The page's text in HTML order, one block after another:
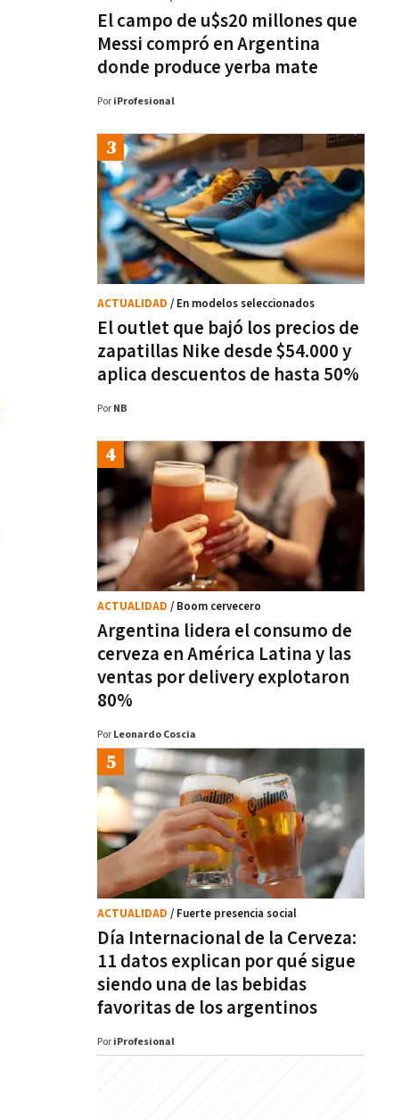
El campo de u$s20 millones que
Messi compró en Argentina
donde produce yerba mate
Por iProfesional
El outlet que bajó los precios de
zapatillas Nike desde $54.000 y
aplica descuentos de hasta 50%
ACTUALIDAD / En modelos seleccionados
Por NB
Argentina lidera el consumo de
cerveza en América Latina y las
ventas por delivery explotaron
80%
ACTUALIDAD / Boom cervecero
Por Leonardo Coscia
Día Internacional de la Cerveza:
11 datos explican por qué sigue
siendo una de las bebidas
favoritas de los argentinos
ACTUALIDAD / Fuerte presencia social
Por iProfesional